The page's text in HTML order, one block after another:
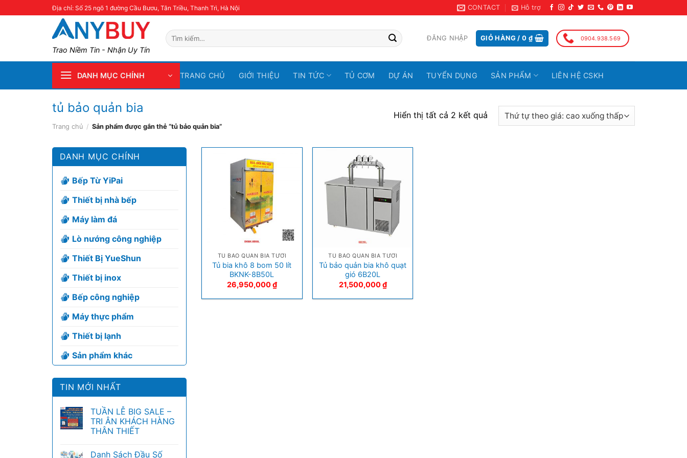
Địa chỉ: Số 25 ngõ 1 đường Cầu Bươu, Tân Triều, Thanh Trì, Hà Nội CONTACT Hỗ trợ
Trao Niềm Tin - Nhận Uy Tín
Tìm
kiếm:
ĐĂNG NHẬP GIỎ HÀNG /0 ₫ 0904.938.569
DANH MỤC CHÍNH TRANG CHỦ GIỚI THIỆU TIN TỨC TỦ CƠM DỰ ÁN TUYỂN DỤNG SẢN PHẨM LIÊN HỆ CSKH
tủ bảo quản bia
Trang chủ / Sản phẩm được gắn thẻ “tủ bảo quản bia”
Hiển thị tất cả 2 kết quả
DANH MỤC CHÍNH
Bếp Từ YiPai
Thiết bị nhà bếp
Máy làm đá
Lò nướng công nghiệp
Thiết Bị YueShun
Thiết bị inox
Bếp công nghiệp
Máy thực phẩm
Thiết bị lạnh
Sản phẩm khác
TIN MỚI NHẤT
TUẦN LỄ BIG SALE –
TRI ÂN KHÁCH HÀNG
THÂN THIẾT
Danh Sách Đầu Số
TỦ BẢO QUẢN BIA TƯƠI
Tủ bia khô 8 bom 50 lít
BKNK-8B50L
26,950,000₫
TỦ BẢO QUẢN BIA TƯƠI
Tủ bảo quản bia khô quạt
gió 6B20L
21,500,000₫